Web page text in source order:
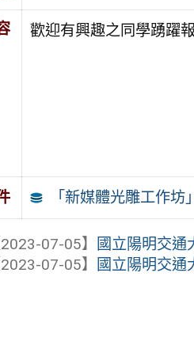
歡迎有興趣之同學踴躍
「新媒體光雕工作坊」
2023-07-05】
國立陽明交通
2023-07-05】
國立陽明交通